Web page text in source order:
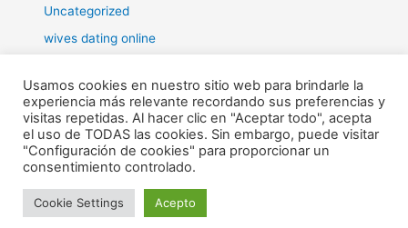
Uncategorized
wives dating online
Todos los derechos © 2026 RHE | Funciona gracias a
Usamos cookies en nuestro sitio web para brindarle la
experiencia más relevante recordando sus preferencias y
visitas repetidas. Al hacer clic en "Aceptar todo", acepta
el uso de TODAS las cookies. Sin embargo, puede visitar
"Configuración de cookies" para proporcionar un
consentimiento controlado.
Cookie Settings Acepto